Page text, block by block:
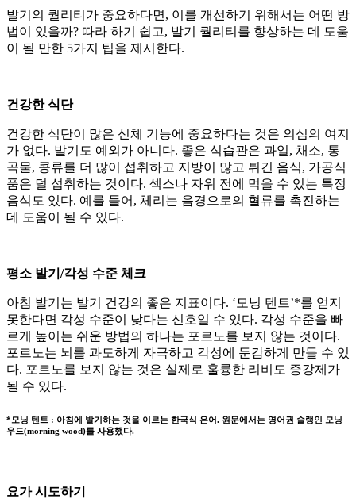
발기의 퀄리티가 중요하다면, 이를 개선하기 위해서는 어떤 방
법이 있을까? 따라 하기 쉽고, 발기 퀄리티를 향상하는 데 도움
이 될 만한 5가지 팁을 제시한다.
건강한 식단
건강한 식단이 많은 신체 기능에 중요하다는 것은 의심의 여지
가 없다. 발기도 예외가 아니다. 좋은 식습관은 과일, 채소, 통
곡물, 콩류를 더 많이 섭취하고 지방이 많고 튀긴 음식, 가공식
품은 덜 섭취하는 것이다. 섹스나 자위 전에 먹을 수 있는 특정
음식도 있다. 예를 들어, 체리는 음경으로의 혈류를 촉진하는
데 도움이 될 수 있다.
평소 발기/각성 수준 체크
아침 발기는 발기 건강의 좋은 지표이다. ‘모닝 텐트’*를 얻지
못한다면 각성 수준이 낮다는 신호일 수 있다. 각성 수준을 빠
르게 높이는 쉬운 방법의 하나는 포르노를 보지 않는 것이다.
포르노는 뇌를 과도하게 자극하고 각성에 둔감하게 만들 수 있
다. 포르노를 보지 않는 것은 실제로 훌륭한 리비도 증강제가
될 수 있다.
*모닝 텐트 : 아침에 발기하는 것을 이르는 한국식 은어. 원문에서는 영어권 슬랭인 모닝
우드(morning wood)를 사용했다.
요가 시도하기